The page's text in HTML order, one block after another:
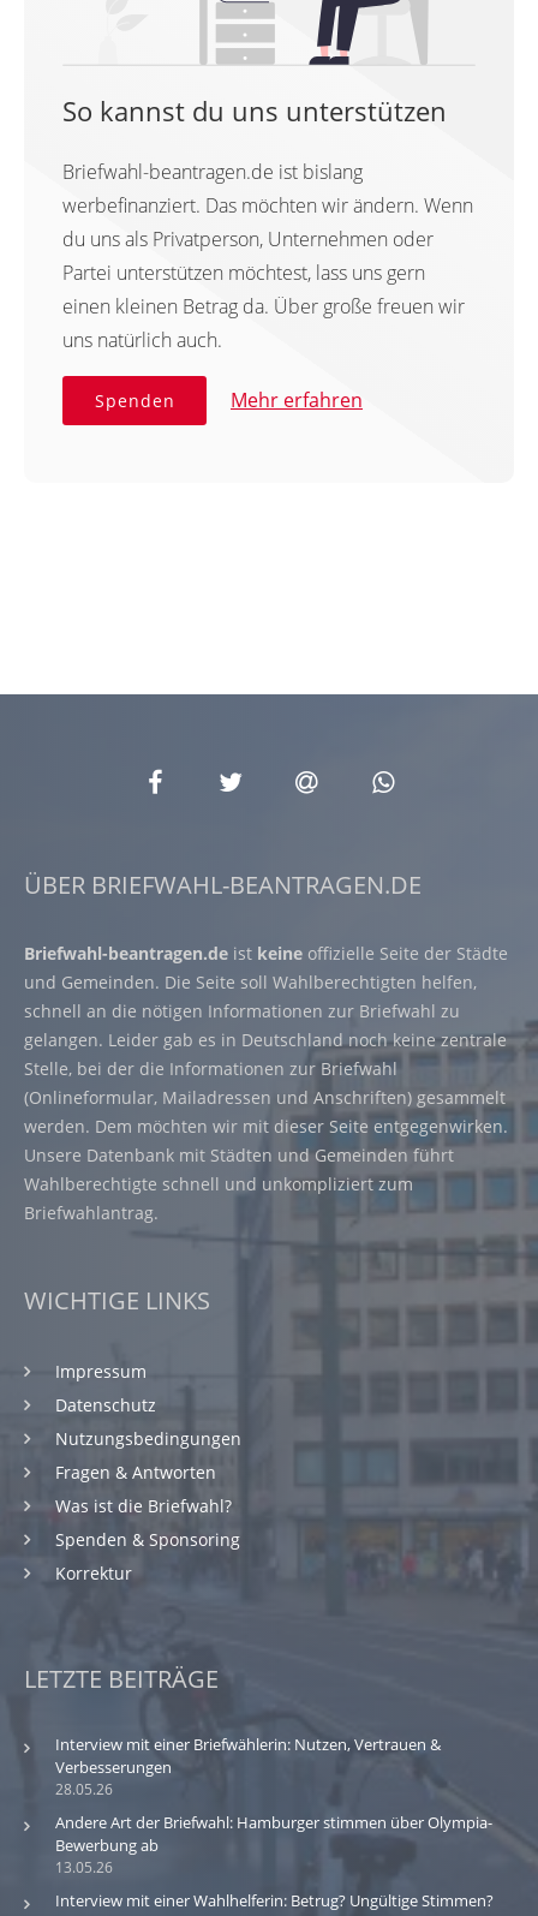
So kannst du uns unterstützen
Briefwahl-beantragen.de ist bislang
werbefinanziert. Das möchten wir ändern. Wenn
du uns als Privatperson, Unternehmen oder
Partei unterstützen möchtest, lass uns gern
einen kleinen Betrag da. Über große freuen wir
uns natürlich auch.
Spenden Mehr erfahren
ÜBER BRIEFWAHL-BEANTRAGEN.DE
Briefwahl-beantragen.de ist keine offizielle Seite der Städte
und Gemeinden. Die Seite soll Wahlberechtigten helfen,
schnell an die nötigen Informationen zur Briefwahl zu
gelangen. Leider gab es in Deutschland noch keine zentrale
Stelle, bei der die Informationen zur Briefwahl
(Onlineformular, Mailadressen und Anschriften) gesammelt
werden. Dem möchten wir mit dieser Seite entgegenwirken.
Unsere Datenbank mit Städten und Gemeinden führt
Wahlberechtigte schnell und unkompliziert zum
Briefwahlantrag.
WICHTIGE LINKS
Impressum
Datenschutz
Nutzungsbedingungen
Fragen & Antworten
Was ist die Briefwahl?
Spenden & Sponsoring
Korrektur
LETZTE BEITRÄGE
28.05.26
Interview mit einer Briefwählerin: Nutzen, Vertrauen &
Verbesserungen
13.05.26
Andere Art der Briefwahl: Hamburger stimmen über Olympia-
Bewerbung ab
Interview mit einer Wahlhelferin: Betrug? Ungültige Stimmen?